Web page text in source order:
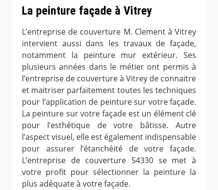
La peinture façade à Vitrey
L’entreprise de couverture M. Clement à Vitrey
intervient aussi dans les travaux de façade,
notamment la peinture mur extérieur. Ses
plusieurs années dans le métier ont permis à
l’entreprise de couverture à Vitrey de connaitre
et maitriser parfaitement toutes les techniques
pour l’application de peinture sur votre façade.
La peinture sur votre façade est un élément clé
pour l’esthétique de votre bâtisse. Autre
l’aspect visuel, elle est également indispensable
pour assurer l’étanchéité de votre façade.
L’entreprise de couverture 54330 se met à
votre profit pour sélectionner la peinture la
plus adéquate à votre façade.